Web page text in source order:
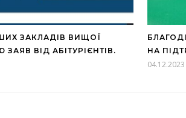
ЗАКЛАДІВ ВИЩОЇ
ЗАЯВ ВІД АБІТУРІЄНТІВ.
НА
04.12.2023